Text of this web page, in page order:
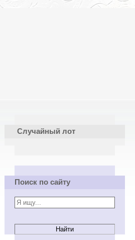
Случайный лот
Поиск по сайту